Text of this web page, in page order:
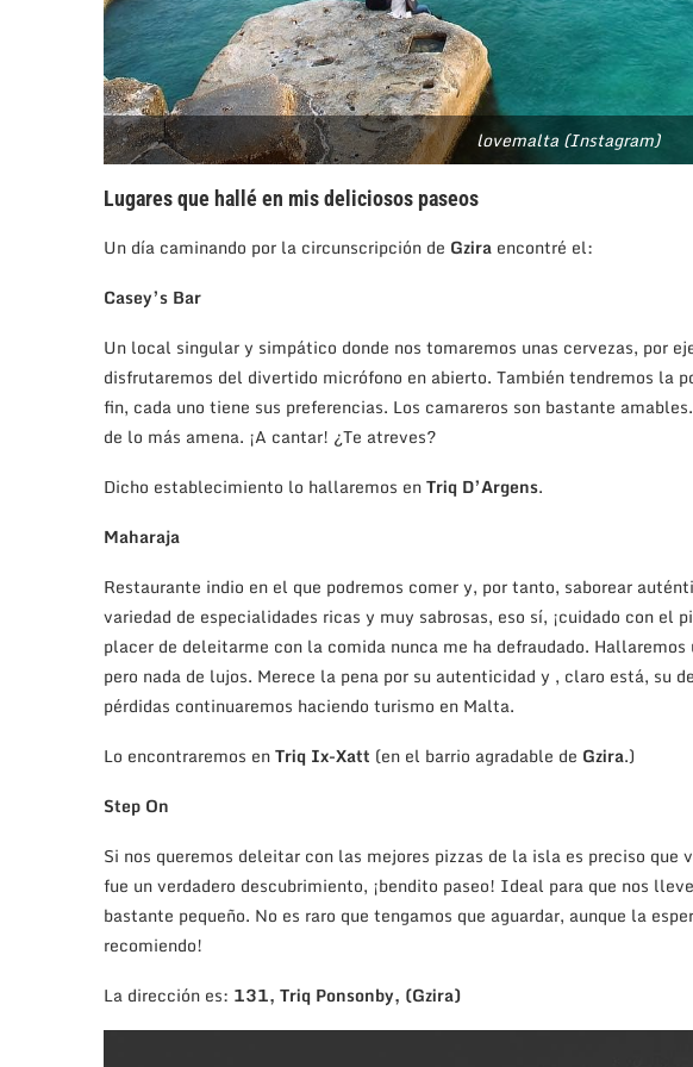
lovemalta (Instagram)
Lugares que hallé en mis deliciosos paseos
Un día caminando por la circunscripción de Gzira encontré el:
Casey’s Bar
Un local singular y simpático donde nos tomaremos unas cervezas, por
disfrutaremos del divertido micrófono en abierto. También tendremos la
fin, cada uno tiene sus preferencias. Los camareros son bastante
de lo más amena. ¡A cantar! ¿Te atreves?
Dicho establecimiento lo hallaremos enTriq D’Argens.
Maharaja
Restaurante indio en el que podremos comer y, por tanto, saborear
variedad de especialidades ricas y muy sabrosas, eso sí, ¡cuidado con el
placer de deleitarme con la comida nunca me ha defraudado.
pero nada de lujos. Merece la pena por su autenticidad y , claro está, su
pérdidas continuaremos haciendo turismo en Malta.
Lo encontraremos enTriq Ix-Xatt (en el barrio agradable de Gzira.)
Step On
Si nos queremos deleitar con las mejores pizzas de la isla es preciso
fue un verdadero descubrimiento, ¡bendito paseo! Ideal para que nos
bastante pequeño. No es raro que tengamos que aguardar, aunque la
recomiendo!
La dirección es: 131, Triq Ponsonby, (Gzira)